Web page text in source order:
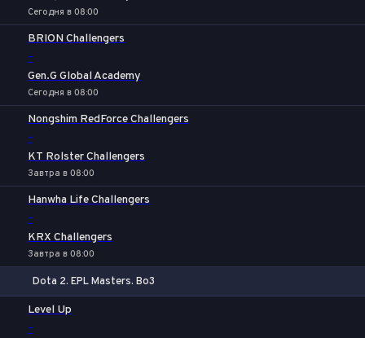
Сегодня в 08:00
BRION Challengers
-
Gen.G Global Academy
Сегодня в 08:00
Nongshim RedForce Challengers
-
KT Rolster Challengers
Завтра в 08:00
Hanwha Life Challengers
-
KRX Challengers
Завтра в 08:00
Dota 2. EPL Masters. Bo3
Level Up
-